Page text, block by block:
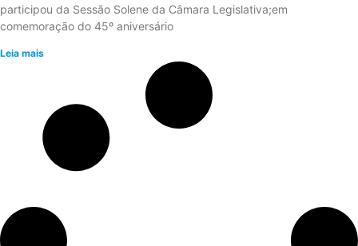
participou da Sessão Solene da Câmara Legislativa;em
comemoração do 45º aniversário
Leia mais